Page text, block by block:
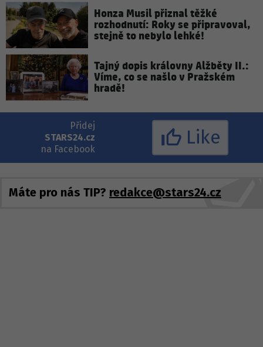
Honza Musil přiznal těžké
rozhodnutí: Roky se připravoval,
stejně to nebylo lehké!
Tajný dopis královny Alžběty II.:
Víme, co se našlo v Pražském
hradě!
Přidej
STARS24.cz
na Facebook
Like
Máte pro nás TIP? redakce@stars24.cz